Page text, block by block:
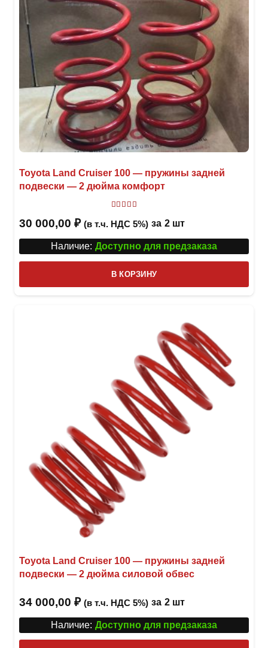
Toyota Land Cruiser 100 — пружины задней
подвески — 2 дюйма комфорт
30 000,00 ₽ (в т.ч. НДС 5%) за 2 шт
Наличие: Доступно для предзаказа
В КОРЗИНУ
Toyota Land Cruiser 100 — пружины задней
подвески — 2 дюйма силовой обвес
34 000,00 ₽ (в т.ч. НДС 5%) за 2 шт
Наличие: Доступно для предзаказа